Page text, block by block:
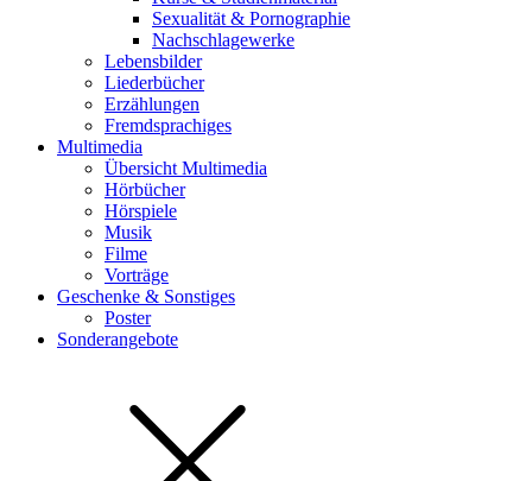
Sexualität & Pornographie
Nachschlagewerke
Lebensbilder
Liederbücher
Erzählungen
Fremdsprachiges
Multimedia
Übersicht Multimedia
Hörbücher
Hörspiele
Musik
Filme
Vorträge
Geschenke & Sonstiges
Poster
Sonderangebote